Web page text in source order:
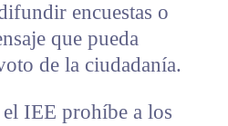
encuestas o
que pueda
de la ciudadanía.
IEE prohíbe a los